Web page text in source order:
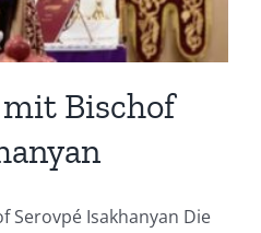
Bischof
Serovpé Isakhanyan Die